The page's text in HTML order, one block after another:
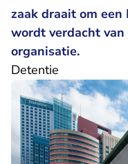
zaak draait om een
wordt verdacht
organisatie.
Detentie